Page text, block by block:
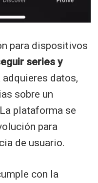
para dispositivos
series y
adquieres datos,
sobre un
plataforma se
para
de usuario.
con la